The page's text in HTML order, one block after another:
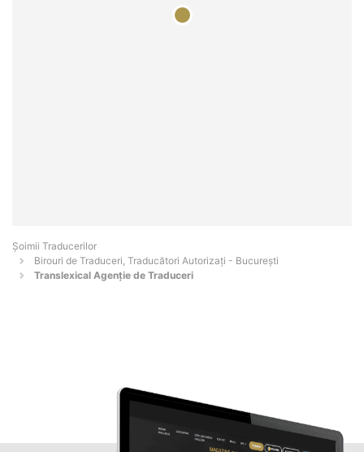
Șoimii Traducerilor
Birouri de Traduceri, Traducători Autorizați - Bucureşti
Translexical Agenție de Traduceri